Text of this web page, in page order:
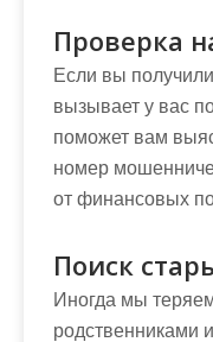
Проверка
Если вы
вызывает у вас
поможет вам
номер
от финансовых
Поиск
Иногда мы
родственниками